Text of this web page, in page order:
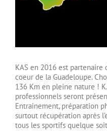
KAS en 2016 est partenaire
coeur de la Guadeloupe.
136 Km en pleine nature !
professionnels seront
Entrainement, préparation
surtout récupération après
tous les sportifs quelque